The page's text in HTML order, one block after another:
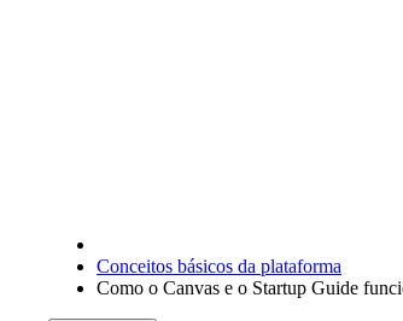
Conceitos básicos da plataforma
Como o Canvas e o Startup Guide